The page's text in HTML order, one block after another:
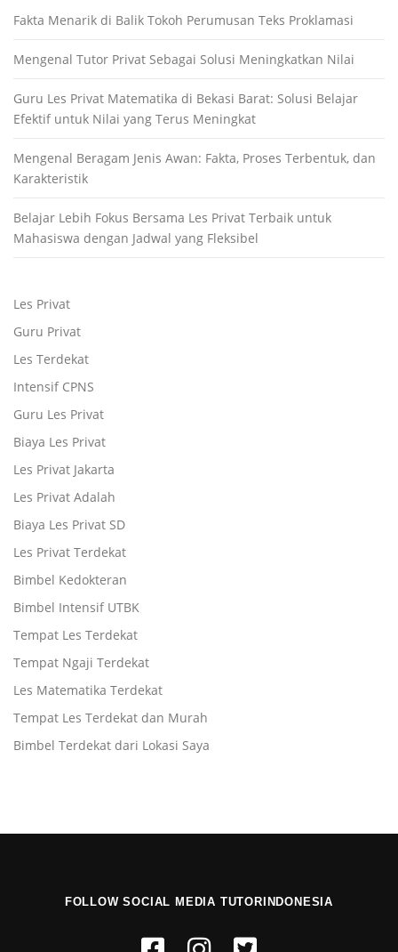
Fakta Menarik di Balik Tokoh Perumusan Teks Proklamasi
Mengenal Tutor Privat Sebagai Solusi Meningkatkan Nilai
Guru Les Privat Matematika di Bekasi Barat: Solusi Belajar
Efektif untuk Nilai yang Terus Meningkat
Mengenal Beragam Jenis Awan: Fakta, Proses Terbentuk, dan
Karakteristik
Belajar Lebih Fokus Bersama Les Privat Terbaik untuk
Mahasiswa dengan Jadwal yang Fleksibel
Les Privat
Guru Privat
Les Terdekat
Intensif CPNS
Guru Les Privat
Biaya Les Privat
Les Privat Jakarta
Les Privat Adalah
Biaya Les Privat SD
Les Privat Terdekat
Bimbel Kedokteran
Bimbel Intensif UTBK
Tempat Les Terdekat
Tempat Ngaji Terdekat
Les Matematika Terdekat
Tempat Les Terdekat dan Murah
Bimbel Terdekat dari Lokasi Saya
FOLLOW SOCIAL MEDIA TUTORINDONESIA